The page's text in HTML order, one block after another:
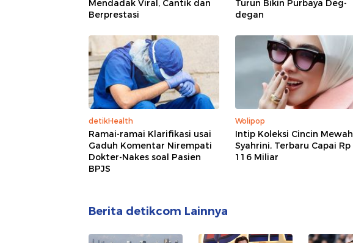
Mendadak Viral, Cantik dan
Berprestasi
Turun Bikin Purbaya Deg-
degan
detikHealth
Ramai-ramai Klarifikasi usai
Gaduh Komentar Nirempati
Dokter-Nakes soal Pasien
BPJS
Wolipop
Intip Koleksi Cincin Mewah
Syahrini, Terbaru Capai Rp
116 Miliar
Berita detikcom Lainnya